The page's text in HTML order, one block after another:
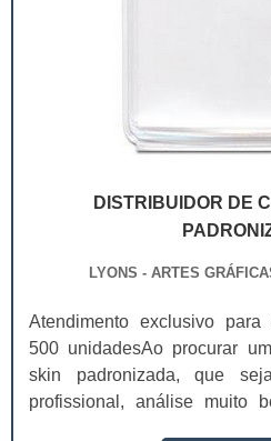
DISTRIBUIDOR DE
LYONS - ARTES
Atendimento exclusivo
500 unidadesAo procurar
skin padronizada, que
profissional, análise muito